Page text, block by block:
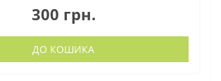
300 грн.
ДО КОШИКА